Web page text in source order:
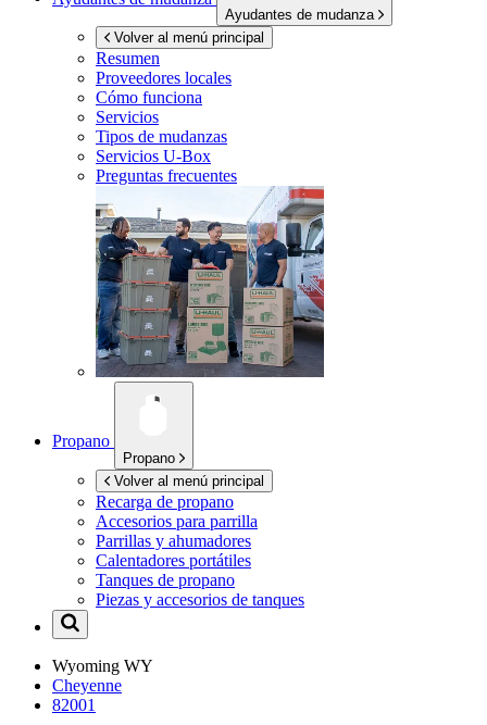
Ayudantes de mudanza
Volver al menú principal
Resumen
Proveedores locales
Cómo funciona
Servicios
Tipos de mudanzas
Servicios U-Box
Preguntas frecuentes
Propano
Propano
Volver al menú principal
Recarga de propano
Accesorios para parrilla
Parrillas y ahumadores
Calentadores portátiles
Tanques de propano
Piezas y accesorios de tanques
Wyoming WY
Cheyenne
82001